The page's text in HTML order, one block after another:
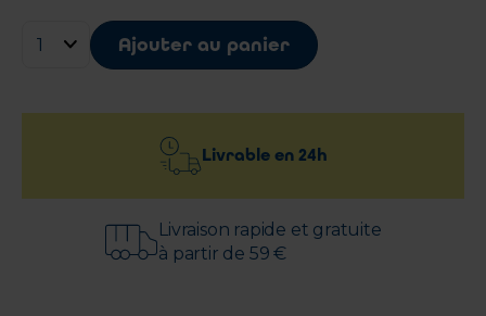
Ajouter au panier
Livrable en 24h
Livraison rapide et gratuite
à partir de 59 €